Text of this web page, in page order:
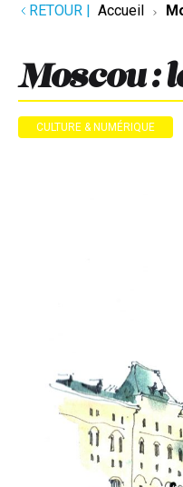
RETOUR | Accueil
Moscou :
CULTURE & NUMÉRIQUE